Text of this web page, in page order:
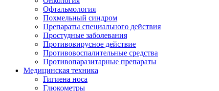
Офтальмология
Похмельный синдром
Препараты специального действия
Простудные заболевания
Противовирусное действие
Противовоспалительные средства
Противопаразитарные препараты
Медицинская техника
Гигиена носа
Глюкометры